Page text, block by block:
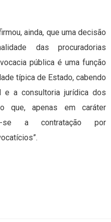
ainda, que uma decisão
das procuradorias
pública é uma função
típica de Estado, cabendo
e a consultoria jurídica dos
que, apenas em caráter
se a contratação por